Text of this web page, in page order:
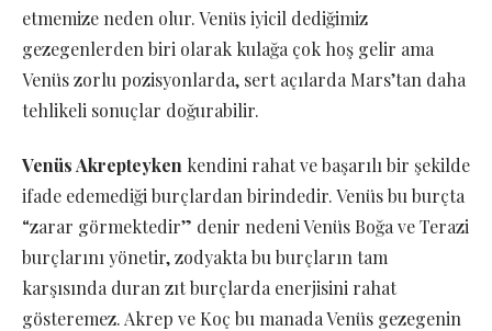
etmemize neden olur. Venüs iyicil dediğimiz
gezegenlerden biri olarak kulağa çok hoş gelir ama
Venüs zorlu pozisyonlarda, sert açılarda Mars’tan daha
tehlikeli sonuçlar doğurabilir.
Venüs Akrepteyken kendini rahat ve başarılı bir şekilde
ifade edemediği burçlardan birindedir. Venüs bu burçta
“zarar görmektedir” denir nedeni Venüs Boğa ve Terazi
burçlarını yönetir, zodyakta bu burçların tam
karşısında duran zıt burçlarda enerjisini rahat
gösteremez. Akrep ve Koç bu manada Venüs gezegenin